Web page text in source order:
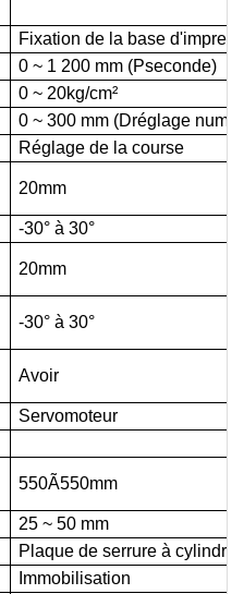
Fixation de la base
0 ~ 1 200 mm (Pseconde)
0 ~ 20kg/cm²
0 ~ 300 mm (Dréglage
Réglage de la course
20mm
-30° à 30°
20mm
-30° à 30°
Avoir
Servomoteur
550Ã550mm
25 ~ 50 mm
Plaque de serrure à cylindre
Immobilisation